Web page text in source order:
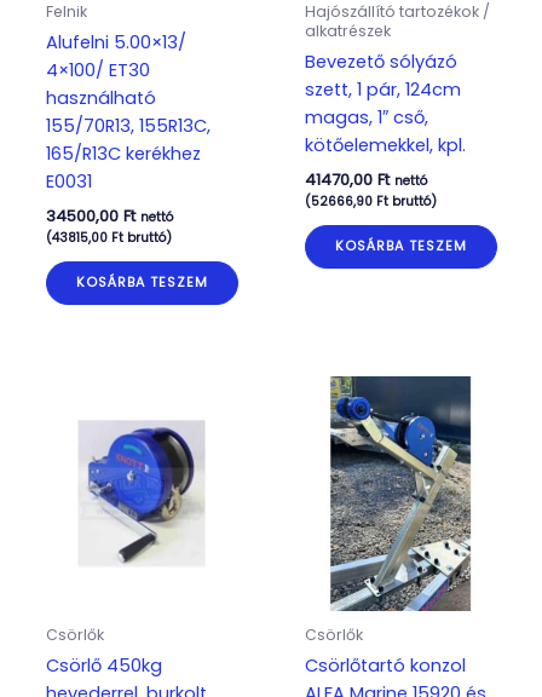
Felnik
Alufelni 5.00×13/
4×100/ ET30
használható
155/70R13, 155R13C,
165/R13C kerékhez
E0031
34500,00 Ft nettó
(43815,00 Ftbruttó)
KOSÁRBA TESZEM
Hajószállító tartozékok /
alkatrészek
Bevezető sólyázó
szett, 1 pár, 124cm
magas, 1″ cső,
kötőelemekkel, kpl.
41470,00 Ft nettó
(52666,90 Ftbruttó)
KOSÁRBA TESZEM
Csörlők
Csörlő 450kg
Csörlők
Csörlőtartó konzol